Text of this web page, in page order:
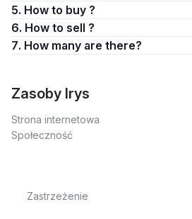
5. How to buy ?
6. How to sell ?
7. How many are there?
Zasoby Irys
Strona internetowa
Społeczność
Zastrzeżenie